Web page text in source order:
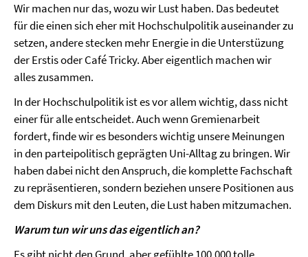
Wir machen nur das, wozu wir Lust haben. Das bedeutet
für die einen sich eher mit Hochschulpolitik auseinander zu
setzen, andere stecken mehr Energie in die Unterstüzung
der Erstis oder Café Tricky. Aber eigentlich machen wir
alles zusammen.
In der Hochschulpolitik ist es vor allem wichtig, dass nicht
einer für alle entscheidet. Auch wenn Gremienarbeit
fordert, finde wir es besonders wichtig unsere Meinungen
in den parteipolitisch geprägten Uni-Alltag zu bringen. Wir
haben dabei nicht den Anspruch, die komplette Fachschaft
zu repräsentieren, sondern beziehen unsere Positionen aus
dem Diskurs mit den Leuten, die Lust haben mitzumachen.
Warum tun wir uns das eigentlich an?